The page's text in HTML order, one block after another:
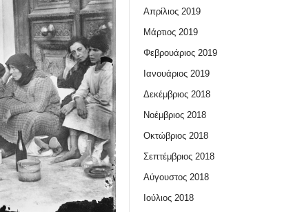
Απρίλιος 2019
Μάρτιος 2019
Φεβρουάριος 2019
Ιανουάριος 2019
Δεκέμβριος 2018
Νοέμβριος 2018
Οκτώβριος 2018
Σεπτέμβριος 2018
Αύγουστος 2018
Ιούλιος 2018